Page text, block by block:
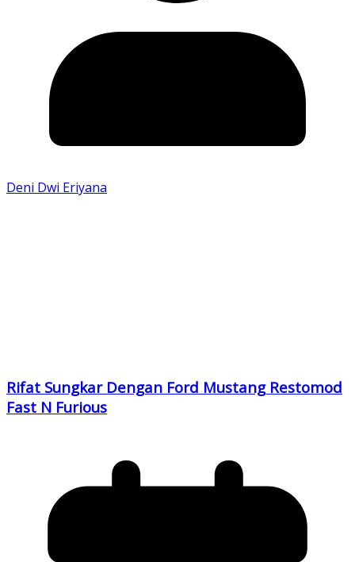
Deni Dwi Eriyana
Rifat Sungkar Dengan Ford Mustang Restomod
Fast N Furious